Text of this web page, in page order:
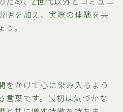
明を加え、実際の体験を共
。
をかけて心に染み入るよう
言葉です。最初は気づかな